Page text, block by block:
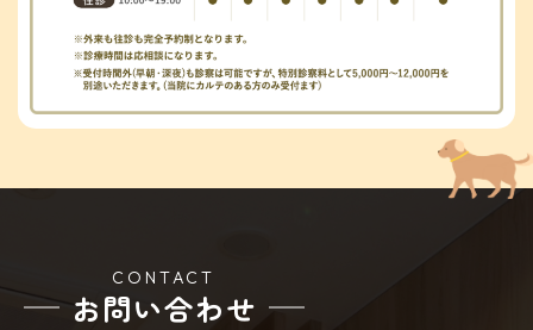
CONTACT
お問い合わせ